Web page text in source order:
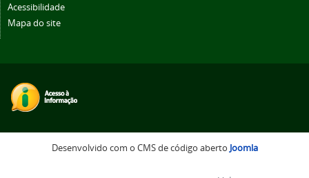
Acessibilidade
Mapa do site
Desenvolvido com o CMS de código aberto Joomla